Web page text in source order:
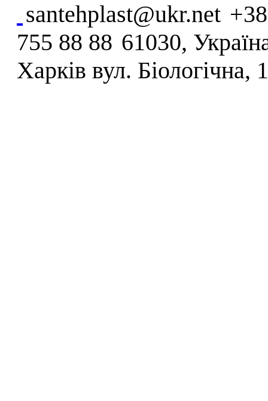
santehplast@ukr.net
755 88 88 61030,
Харків вул. Біологічна,